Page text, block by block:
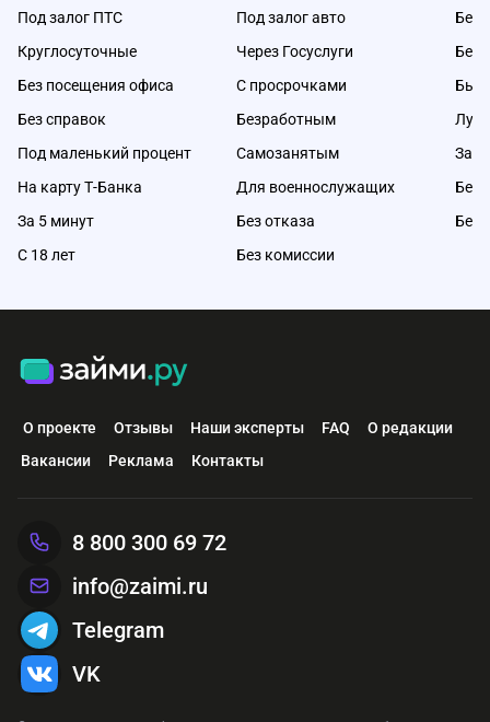
Под залог ПТС
Круглосуточные
Без посещения офиса
Без справок
Под маленький процент
На карту Т-Банка
За 5 минут
С 18 лет
Под залог авто
Через Госуслуги
С просрочками
Безработным
Самозанятым
Для военнослужащих
Без отказа
Без комиссии
Без
Без
Без
Без
О проекте Отзывы Наши эксперты FAQ
О редакции
Вакансии
Реклама Контакты
8 800 300 69 72
info@zaimi.ru
Telegram
VK